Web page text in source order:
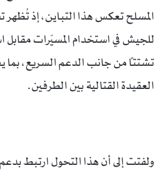
المسلح تعكس هذا التباين، إذ تُظهر
للجيش في استخدام المسيّرات مقابل
تشتتاً من جانب الدعم السريع، بما
العقيدة القتالية بين الطرفين.
ولفتت إلى أن هذا التحول ارتبط